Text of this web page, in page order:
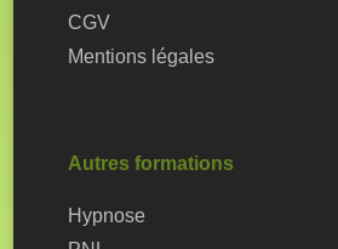
CGV
Mentions légales
Autres formations
Hypnose